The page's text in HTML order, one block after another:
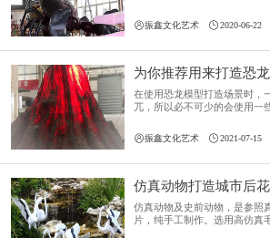
五节的颜色较深。大部分蝎子
振鑫文化艺术 2020-06-22
在使用恐龙模型打造场景时，
兀，所以必不可少的会使用一
的设计，展现出来的效果也是
给大家推荐的有两款装饰辅助
振鑫文化艺术 2021-07-15
仿真动物打造城市后花
仿真动物及史前动物，是参照
片，纯手工制作。选用高仿真